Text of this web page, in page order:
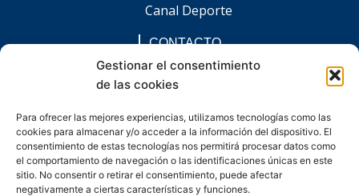
Gestionar el consentimiento
de las cookies
Para ofrecer las mejores experiencias, utilizamos tecnologías como las
cookies para almacenar y/o acceder a la información del dispositivo. El
consentimiento de estas tecnologías nos permitirá procesar datos como
el comportamiento de navegación o las identificaciones únicas en este
sitio. No consentir o retirar el consentimiento, puede afectar
negativamente a ciertas características y funciones.
Canal Deporte
CONTACTO
comunicacion@chaccoinfo.com
Presentes en todo el ámbito nacional
F
a
c
e
b
o
I
n
s
t
a
g
L
i
n
k
e
d
E
n
v
e
l
o
W
h
a
t
s